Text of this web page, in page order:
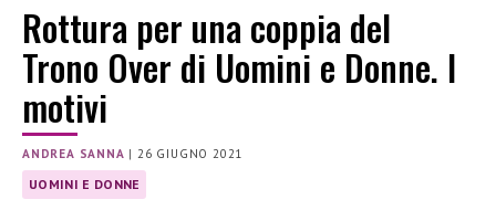
Rottura per una coppia del
Trono Over di Uomini e Donne. I
motivi
ANDREA SANNA |26 GIUGNO 2021
UOMINI E DONNE